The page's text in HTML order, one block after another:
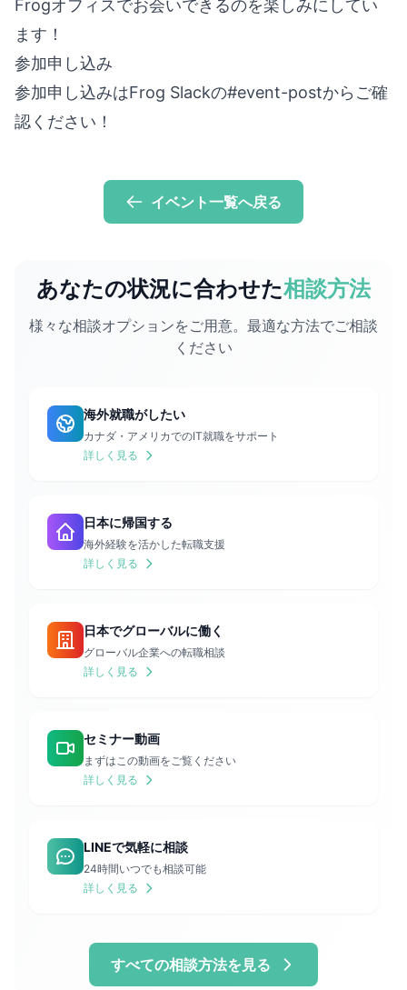
Frogオフィスでお会いできるのを楽しみにしてい
ます！
参加申し込み
参加申し込みはFrog Slackの#event-postからご確
認ください！
イベント一覧へ戻る
あなたの状況に合わせた相談方法
様々な相談オプションをご用意。最適な方法でご相談
ください
海外就職がしたい
カナダ・アメリカでのIT就職をサポート
詳しく見る
日本に帰国する
海外経験を活かした転職支援
詳しく見る
日本でグローバルに働く
グローバル企業への転職相談
詳しく見る
セミナー動画
まずはこの動画をご覧ください
詳しく見る
LINEで気軽に相談
24時間いつでも相談可能
詳しく見る
すべての相談方法を見る